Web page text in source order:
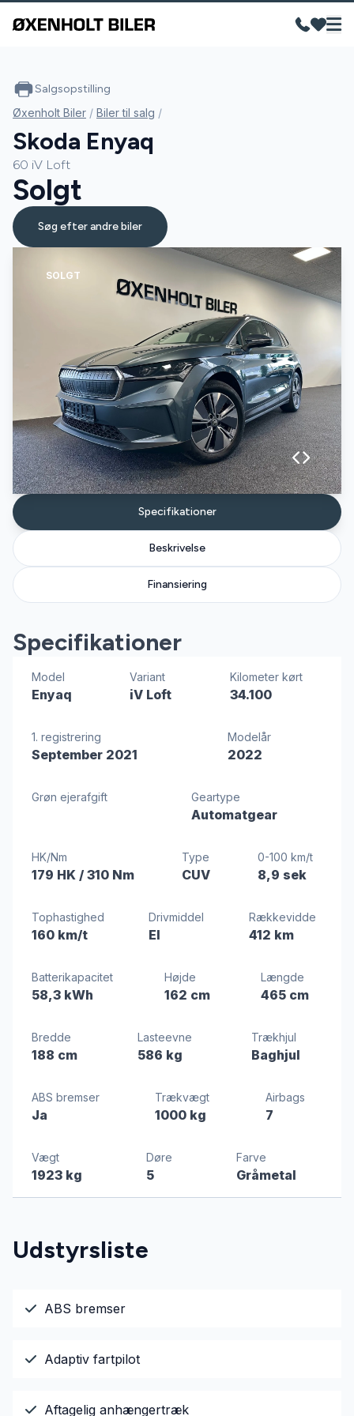
SOLGT
Specifikationer
Beskrivelse
Finansiering
Specifikationer
Model
Enyaq
Variant
iV Loft
Kilometer kørt
34.100
1. registrering
September 2021
Modelår
2022
Grøn ejerafgift Geartype
Automatgear
HK/Nm
179 HK / 310 Nm
Type
CUV
0-100 km/t
8,9 sek
Tophastighed
160 km/t
Drivmiddel
El
Rækkevidde
412 km
Batterikapacitet
58,3 kWh
Højde
162 cm
Længde
465 cm
Bredde
188 cm
Lasteevne
586 kg
Trækhjul
Baghjul
ABS bremser
Ja
Trækvægt
1000 kg
Airbags
7
Vægt
1923 kg
Døre
5
Farve
Gråmetal
Udstyrsliste
ABS bremser
Adaptiv fartpilot
Aftagelig anhængertræk
Salgsopstilling
Øxenholt Biler / Biler til salg /
Skoda Enyaq
60 iV Loft
Solgt
Søg efter andre biler